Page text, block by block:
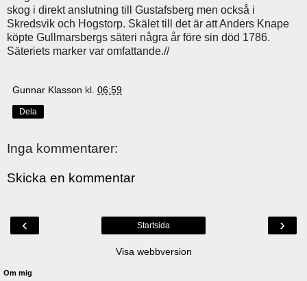
skog i direkt anslutning till Gustafsberg men också i
Skredsvik och Hogstorp. Skälet till det är att Anders Knape
köpte Gullmarsbergs säteri några år före sin död 1786.
Säteriets marker var omfattande.//
Gunnar Klasson kl. 06:59
Dela
Inga kommentarer:
Skicka en kommentar
‹ ›
Startsida
Visa webbversion
Om mig